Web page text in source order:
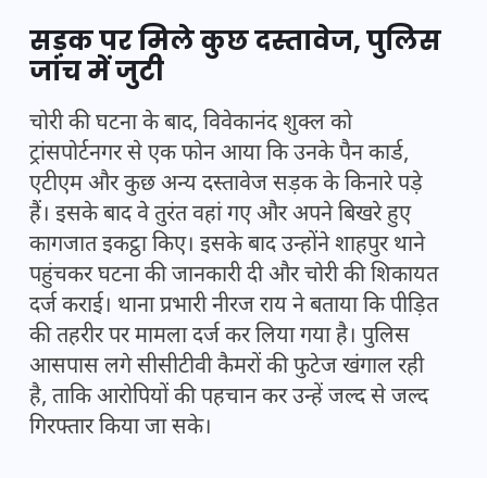
सड़क पर मिले कुछ दस्तावेज, पुलिस
जांच में जुटी
चोरी की घटना के बाद, विवेकानंद शुक्ल को
ट्रांसपोर्टनगर से एक फोन आया कि उनके पैन कार्ड,
एटीएम और कुछ अन्य दस्तावेज सड़क के किनारे पड़े
हैं। इसके बाद वे तुरंत वहां गए और अपने बिखरे हुए
कागजात इकट्ठा किए। इसके बाद उन्होंने शाहपुर थाने
पहुंचकर घटना की जानकारी दी और चोरी की शिकायत
दर्ज कराई। थाना प्रभारी नीरज राय ने बताया कि पीड़ित
की तहरीर पर मामला दर्ज कर लिया गया है। पुलिस
आसपास लगे सीसीटीवी कैमरों की फुटेज खंगाल रही
है, ताकि आरोपियों की पहचान कर उन्हें जल्द से जल्द
गिरफ्तार किया जा सके।